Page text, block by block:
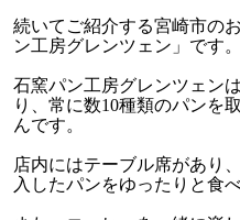
続いてご紹介する宮崎市の
ン工房グレンツェン」です。
石窯パン工房グレンツェン
り、常に数10種類のパンを
んです。
店内にはテーブル席があり
入したパンをゆったりと食